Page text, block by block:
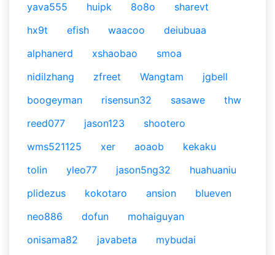
yava555
huipk 8o8o
sharevt
hx9t
efish waacoo
deiubuaa
alphanerd
xshaobao
smoa
nidilzhang
zfreet Wangtam
jgbell
boogeyman
risensun32 sasawe
thw
reed077
jason123
shootero
wms521125
xer aoaob
kekaku
tolin
yleo77 jason5ng32
huahuaniu
plidezus
kokotaro ansion
blueven
neo886
dofun
mohaiguyan
onisama82
javabeta mybudai